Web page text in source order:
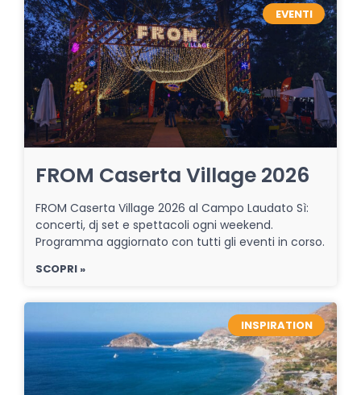
EVENTI
FROM Caserta Village 2026
FROM Caserta Village 2026 al Campo Laudato Sì:
concerti, dj set e spettacoli ogni weekend.
Programma aggiornato con tutti gli eventi in corso.
SCOPRI »
INSPIRATION